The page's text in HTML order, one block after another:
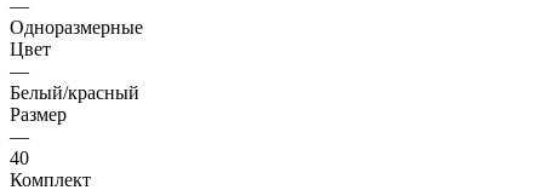
—
Одноразмерные
Цвет
—
Белый/красный
Размер
—
40
Комплект